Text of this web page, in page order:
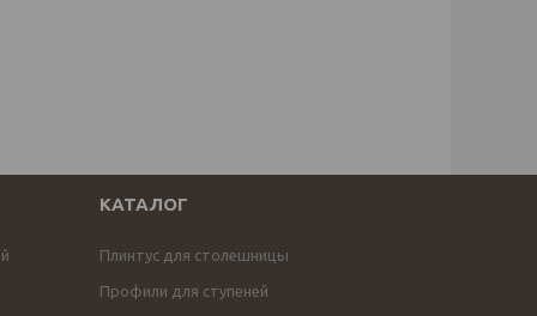
КАТАЛОГ
Плинтус для столешницы
Профили для ступеней